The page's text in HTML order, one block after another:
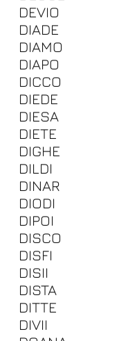
DEVIO
DIADE
DIAMO
DIAPO
DICCO
DIEDE
DIESA
DIETE
DIGHE
DILDI
DINAR
DIODI
DIPOI
DISCO
DISFI
DISII
DISTA
DITTE
DIVII